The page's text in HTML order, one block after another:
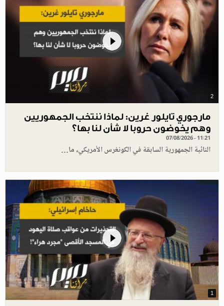
2
مارجوري تايلور غرين: لماذا ننتخب الجمهوريين
وهم يخوضون حروبا لا شأن لنا بها؟
07/08/2026 - 11:21
النائبة الجمهورية السابقة في الكونغرس الأمريكي، ما…
1